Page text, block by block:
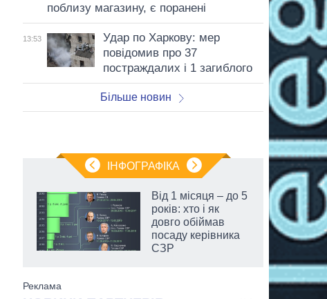
поблизу магазину, є поранені
13:53
Удар по Харкову: мер
повідомив про 37
постраждалих і 1 загиблого
Більше новин
ІНФОГРАФІКА
Від 1 місяця – до 5
років: хто і як
довго обіймав
посаду керівника
СЗР